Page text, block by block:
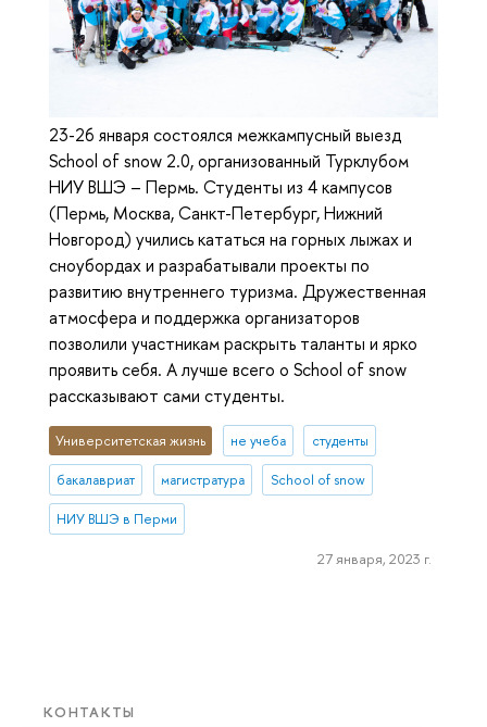
КОНТАКТЫ
23-26 января состоялся межкампусный выезд
School of snow 2.0, организованный Турклубом
НИУ ВШЭ – Пермь. Студенты из 4 кампусов
(Пермь, Москва, Санкт-Петербург, Нижний
Новгород) учились кататься на горных лыжах и
сноубордах и разрабатывали проекты по
развитию внутреннего туризма. Дружественная
атмосфера и поддержка организаторов
позволили участникам раскрыть таланты и ярко
проявить себя. А лучше всего о School of snow
рассказывают сами студенты.
Университетская жизнь не учеба студенты
бакалавриат магистратура School of snow
НИУ ВШЭ в Перми
27 января, 2023 г.